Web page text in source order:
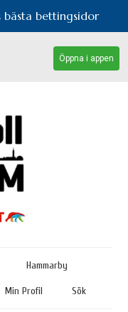
bästa bettingsidor
Öppna i appen
Hammarby
Min Profil Sök